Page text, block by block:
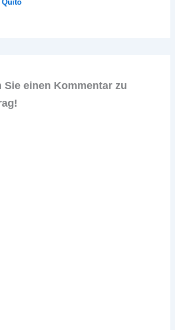
Quito
Sie einen Kommentar zu